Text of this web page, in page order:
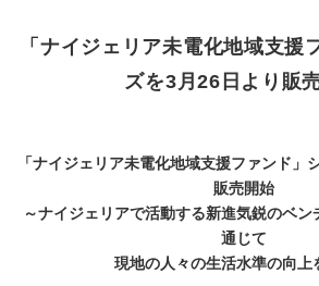
「ナイジェリア未電化地域支援
ズを3月26日より販
「ナイジェリア未電化地域支援ファンド」
販売開始
～ナイジェリアで活動する新進気鋭のベ
通じて
現地の人々の生活水準の向上